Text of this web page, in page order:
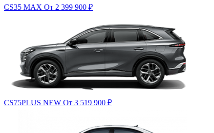
CS35 MAX От 2 399 900 ₽
CS75PLUS NEW От 3 519 900 ₽